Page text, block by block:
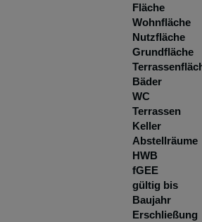
Fläche
Wohnfläche
Nutzfläche
Grundfläche
Bäder
WC
Terrassen
Keller
Abstellräume
HWB
fGEE
gültig bis
Baujahr
Erschließung